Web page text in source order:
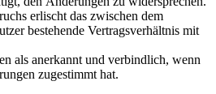
erlischt das zwischen dem
bestehende Vertragsverhältnis mit
als anerkannt und verbindlich, wenn
zugestimmt hat.